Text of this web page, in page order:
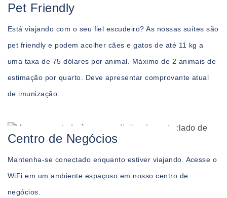
Pet Friendly
Está viajando com o seu fiel escudeiro? As nossas suítes são
pet friendly e podem acolher cães e gatos de até 11 kg a
uma taxa de 75 dólares por animal. Máximo de 2 animais de
estimação por quarto. Deve apresentar comprovante atual
de imunização.
Centro de Negócios
Mantenha-se conectado enquanto estiver viajando. Acesse o
WiFi em um ambiente espaçoso em nosso centro de
negócios.